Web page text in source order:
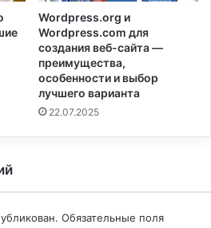
Wordpress.org и
Wordpress.com для
создания веб-сайта —
преимущества,
особенности и выбор
лучшего варианта
22.07.2025
Обязательные поля